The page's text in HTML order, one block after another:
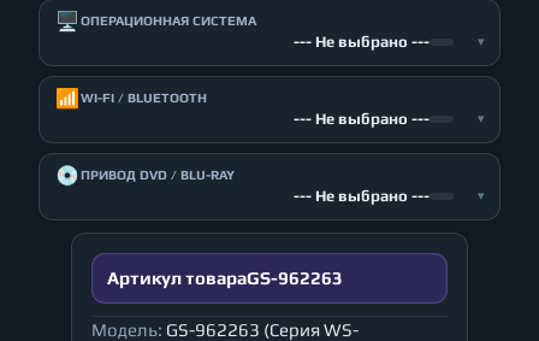
🖥️ ОПЕРАЦИОННАЯ СИСТЕМА
--- Не выбрано --- ▾
📶 WI-FI / BLUETOOTH
--- Не выбрано --- ▾
💿ПРИВОД DVD / BLU-RAY
--- Не выбрано --- ▾
Артикул товараGS-962263
Модель: GS-962263 (Серия WS-